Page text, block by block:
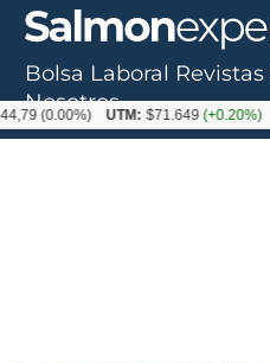
Bolsa Laboral Revistas
Nosotros
UTM: $71.649(+0.20%) Dólar: